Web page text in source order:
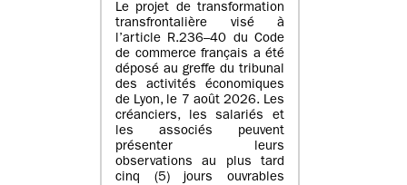
Le projet de transformation
transfrontalière visé à
l’article R.236–40 du Code
de commerce français a été
déposé au greffe du tribunal
des activités économiques
de Lyon, le 7 août 2026. Les
créanciers, les salariés et
les associés peuvent
présenter leurs
observations au plus tard
cinq (5) jours ouvrables